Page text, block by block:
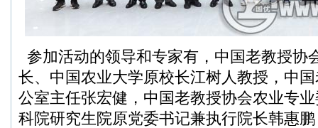
参加活动的领导和专家有，中国老教授协
长、中国农业大学原校长江树人教授，中
公室主任张宏健，中国老教授协会农业专
科院研究生院原党委书记兼执行院长韩惠